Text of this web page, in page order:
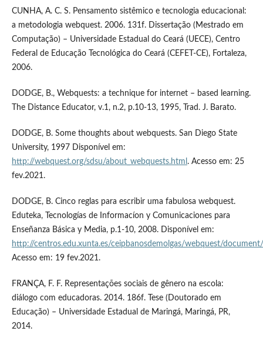
CUNHA, A. C. S. Pensamento sistêmico e tecnologia educacional:
a metodologia webquest. 2006. 131f. Dissertação (Mestrado em
Computação) – Universidade Estadual do Ceará (UECE), Centro
Federal de Educação Tecnológica do Ceará (CEFET-CE), Fortaleza,
2006.
DODGE, B., Webquests: a technique for internet – based learning.
The Distance Educator, v.1, n.2, p.10-13, 1995, Trad. J. Barato.
DODGE, B. Some thoughts about webquests. San Diego State
University, 1997 Disponível em:
http://webquest.org/sdsu/about_webquests.html . Acesso em: 25
fev.2021.
DODGE, B. Cinco reglas para escribir uma fabulosa webquest.
Eduteka, Tecnologías de Informacíon y Comunicaciones para
Enseñanza Básica y Media, p.1-10, 2008. Disponível em:
http://centros.edu.xunta.es/ceipbanosdemolgas/webquest/
Acesso em: 19 fev.2021.
FRANÇA, F. F. Representações sociais de gênero na escola:
diálogo com educadoras. 2014. 186f. Tese (Doutorado em
Educação) – Universidade Estadual de Maringá, Maringá, PR,
2014.